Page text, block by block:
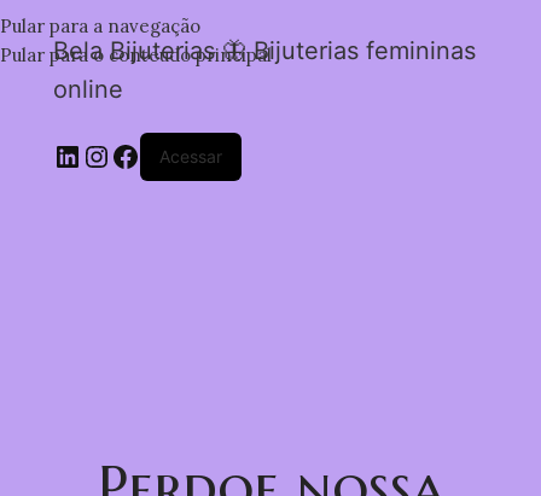
Pular para a navegação
Pular para o conteúdo principal
Bela Bijuterias 🦋 Bijuterias femininas
online
Acessar